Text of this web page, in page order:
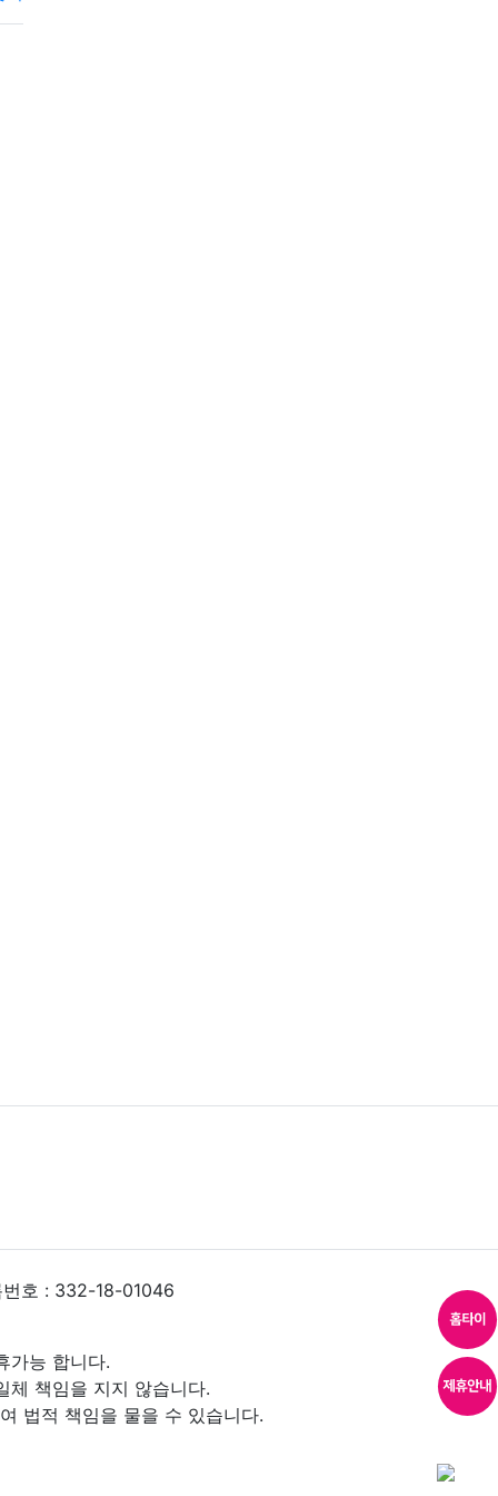
번호 : 332-18-01046
가능 합니다.
체 책임을 지지 않습니다.
법적 책임을 물을 수 있습니다.